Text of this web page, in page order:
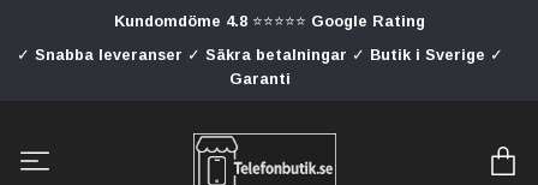
Kundomdöme 4.8 ⭐⭐⭐⭐⭐ Google Rating
✓ Snabba leveranser ✓ Säkra betalningar ✓ Butik i Sverige ✓
Garanti